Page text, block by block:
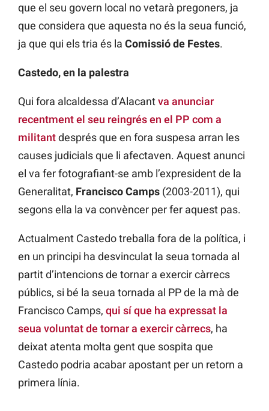
que el seu govern local no vetarà pregoners, ja
que considera que aquesta no és la seua funció,
ja que qui els tria és la Comissió de Festes.
Castedo, en la palestra
Qui fora alcaldessa d’Alacantva anunciar
recentment el seu reingrés en el PP com a
militantdesprés que en fora suspesa arran les
causes judicials que li afectaven. Aquest anunci
el va fer fotografiant-se amb l’expresident de la
Generalitat, Francisco Camps (2003-2011), qui
segons ella la va convèncer per fer aquest pas.
Actualment Castedo treballa fora de la política, i
en un principi ha desvinculat la seua tornada al
partit d’intencions de tornar a exercir càrrecs
públics, si bé la seua tornada al PP de la mà de
Francisco Camps, qui sí que ha expressat la
seua voluntat de tornar a exercir càrrecs, ha
deixat atenta molta gent que sospita que
Castedo podria acabar apostant per un retorn a
primera línia.